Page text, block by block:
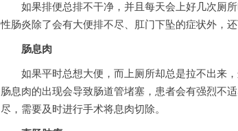
如果排便总排不干净，并且每天会上好几次厕所
性肠炎除了会有大便排不尽、肛门下坠的症状外，
肠息肉
如果平时总想大便，而上厕所却总是拉不出来，
肠息肉的出现会导致肠道管堵塞，患者会有强烈不
尽，需要及时进行手术将息肉切除。